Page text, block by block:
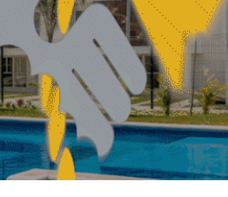
Actividad industrial
crece 2.1% en abril;
construcción impulsa el
avance
REBECA ROMERO
JUNIO 12, 2026